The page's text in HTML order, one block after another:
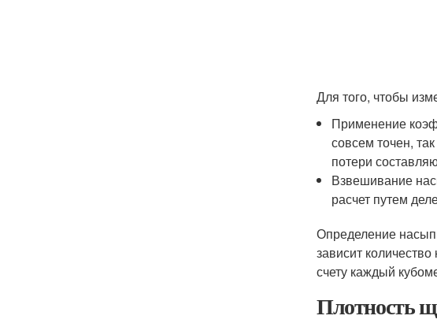
Для того, чтобы
Применение
совсем точен,
потери
Взвешивание
расчет путем
Определение
зависит
счету каждый
Плотность